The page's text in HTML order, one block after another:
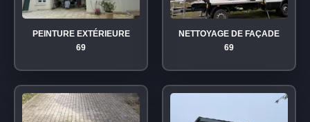
PEINTURE EXTÉRIEURE
69
NETTOYAGE DE FAÇADE
69